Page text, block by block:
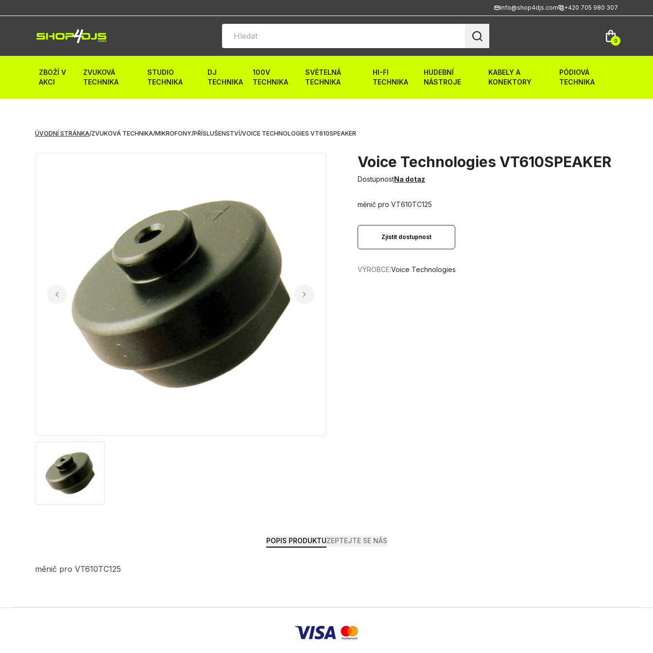
info@shop4djs.com +420 705 980 307
0
ZBOŽÍ V
AKCI
ZVUKOVÁ
TECHNIKA
STUDIO
TECHNIKA
DJ
TECHNIKA
100V
TECHNIKA
SVĚTELNÁ
TECHNIKA
HI-FI
TECHNIKA
HUDEBNÍ
NÁSTROJE
KABELY A
KONEKTORY
PÓDIOVÁ
TECHNIKA
ÚVODNÍ STRÁNKA/ZVUKOVÁ TECHNIKA/MIKROFONY/PŘÍSLUŠENSTVÍ/VOICE TECHNOLOGIES VT610SPEAKER
Voice Technologies VT610SPEAKER
DostupnostNa dotaz
měnič pro VT610TC125
Zjistit dostupnost
VÝROBCE:Voice Technologies
POPIS PRODUKTUZEPTEJTE SE NÁS
měnič pro VT610TC125